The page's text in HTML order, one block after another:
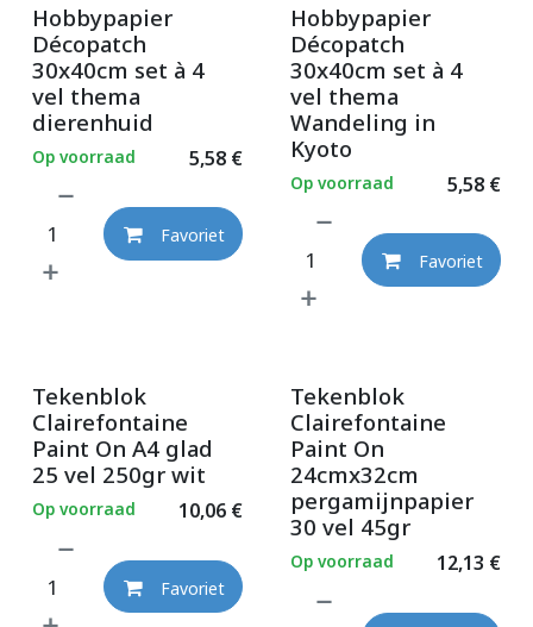
Hobbypapier
Décopatch
30x40cm set à 4
vel thema
dierenhuid
5,58€
Op voorraad
Favoriet
Hobbypapier
Décopatch
30x40cm set à 4
vel thema
Wandeling in
Kyoto
5,58€
Op voorraad
Favoriet
Tekenblok
Clairefontaine
Paint On A4 glad
25 vel 250gr wit
10,06€
Op voorraad
Favoriet
Tekenblok
Clairefontaine
Paint On
24cmx32cm
pergamijnpapier
30 vel 45gr
12,13 €
Op voorraad